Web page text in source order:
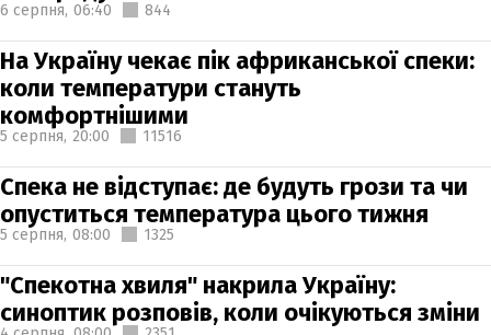
6 серпня, 06:40 844
На Україну чекає пік африканської спеки:
коли температури стануть
комфортнішими
5 серпня, 20:00 11516
Спека не відступає: де будуть грози та чи
опуститься температура цього тижня
5 серпня, 08:00 1325
"Спекотна хвиля" накрила Україну:
синоптик розповів, коли очікуються зміни